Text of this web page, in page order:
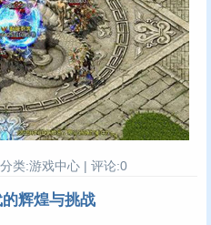
类:游戏中心 | 评论:0
辉煌与挑战